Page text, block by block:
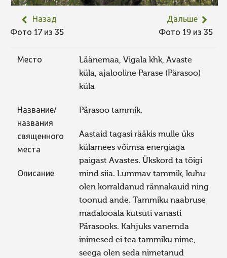
Назад
Фото 17 из 35
Дальше
Фото 19 из 35
Место
Läänemaa, Vigala khk, Avaste
küla, ajalooline Parase (Pärasoo)
küla
Название/
названия
священного
места
Pärasoo tammik.
Описание
Aastaid tagasi rääkis mulle üks
külamees võimsa energiaga
paigast Avastes. Ükskord ta tõigi
mind siia. Lummav tammik, kuhu
olen korraldanud rännakauid ning
toonud ande. Tammiku naabruse
madalooala kutsuti vanasti
Pärasooks. Kahjuks vanemda
inimesed ei tea tammiku nime,
seega olen seda nimetanud